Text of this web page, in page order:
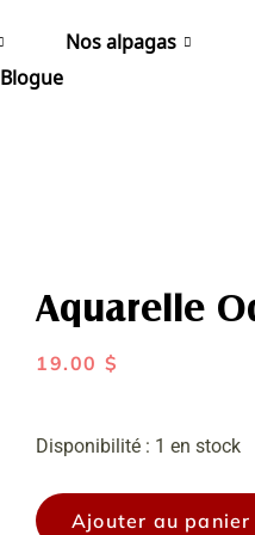
Nos alpagas
Blogue
Aquarelle
19.00 $
Disponibilité : 1 en stock
quantité
Aquarelle
OdessaAjouter au panier